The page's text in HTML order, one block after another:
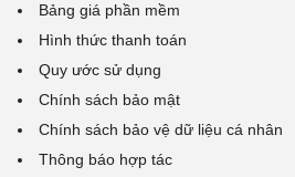
Bảng giá phần mềm
Hình thức thanh toán
Quy ước sử dụng
Chính sách bảo mật
Chính sách bảo vệ dữ liệu cá nhân
Thông báo hợp tác